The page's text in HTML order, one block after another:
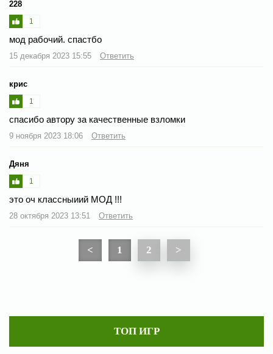
228
1
мод рабочий. спастбо
15 декабря 2023 15:55 Ответить
крис
1
спасибо автору за качественные взломки
9 ноября 2023 18:06 Ответить
Дяня
1
это оч классныиий МОД !!!
28 октября 2023 13:51 Ответить
< 1 2 >
ТОП ИГР